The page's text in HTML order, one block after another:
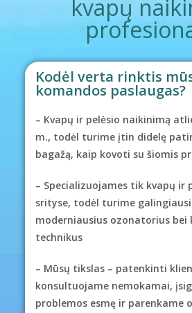
kvapų
Kodėl verta rinktis
komandos paslaugas?
– Kvapų ir pelėsio naikinimą
m., todėl turime įtin didelę
bagažą, kaip kovoti su šiomis
– Specializuojames tik kvapų ir
srityse, todėl turime
moderniausius ozonatorius bei
technikus
– Mūsų tikslas – patenkinti
konsultuojame nemokamai,
problemos esmę ir parenkame